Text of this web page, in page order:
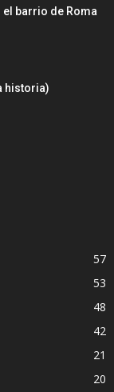
barrio de Roma
historia)
57
53
48
42
21
20